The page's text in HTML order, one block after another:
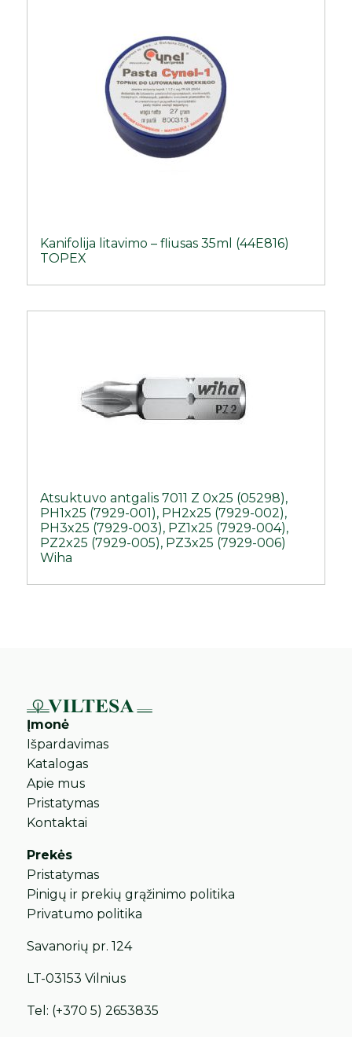
Kanifolija litavimo – fliusas 35ml (44E816)
TOPEX
Atsuktuvo antgalis 7011 Z 0x25 (05298),
PH1x25 (7929-001), PH2x25 (7929-002),
PH3x25 (7929-003), PZ1x25 (7929-004),
PZ2x25 (7929-005), PZ3x25 (7929-006)
Wiha
Įmonė
Išpardavimas
Katalogas
Apie mus
Pristatymas
Kontaktai
Prekės
Pristatymas
Pinigų ir prekių grąžinimo politika
Privatumo politika
Savanorių pr. 124
LT-03153 Vilnius
Tel: (+370 5) 2653835